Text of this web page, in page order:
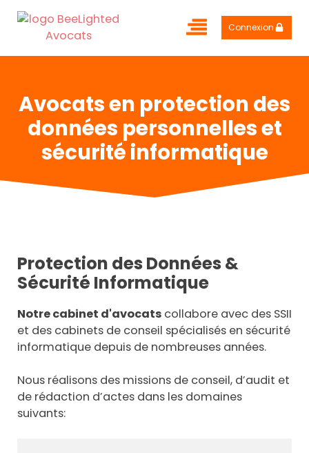
Connexion
Avocats en protection des
données personnelles et
sécurité informatique
Protection des Données &
Sécurité Informatique
Notre cabinet d'avocats collabore avec des SSII
et des cabinets de conseil spécialisés en sécurité
informatique depuis de nombreuses années.
Nous réalisons des missions de conseil, d’audit et
de rédaction d’actes dans les domaines
suivants: